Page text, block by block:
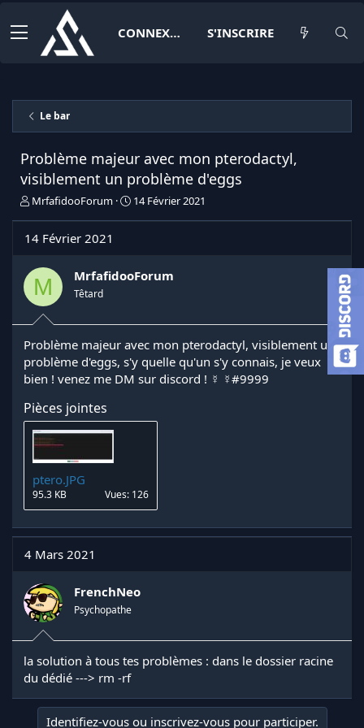
CONNEXION S'INSCRIRE
Le bar
Problème majeur avec mon pterodactyl,
visiblement un problème d'eggs
I
t
a
e
u
d
e
l
d
i
s
c
u
s
s
i
n
MrfafidooForum
D
e
t
14 Février 2021
14 Février 2021
M MrfafidooForum
Têtard
Problème majeur avec mon pterodactyl, visiblement un
problème d'eggs, s'y quelle qu'un s'y connais, je veux
bien ! venez me DM sur discord ! ☿ ☿#9999
Pièces jointes
ptero.JPG
95.3 KB Vues: 126
4 Mars 2021
FrenchNeo
Psychopathe
la solution à tous tes problèmes : dans le dossier racine
du dédié ---> rm -rf
Identifiez-vous ou inscrivez-vous pour participer.